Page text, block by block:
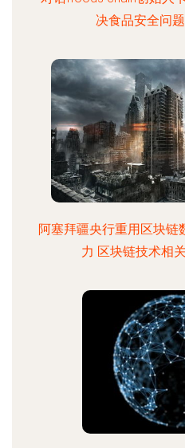
决食品安全问
阿塞拜疆央行重用区块链
力 区块链技术相